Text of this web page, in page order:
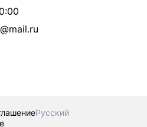
Русский